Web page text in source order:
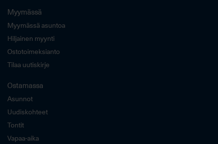
Myymässä
Myymässä asuntoa
Hiljainen myynti
Ostotoimeksianto
Tilaa uutiskirje
Ostamassa
Asunnot
Uudiskohteet
Tontit
Vapaa-aika